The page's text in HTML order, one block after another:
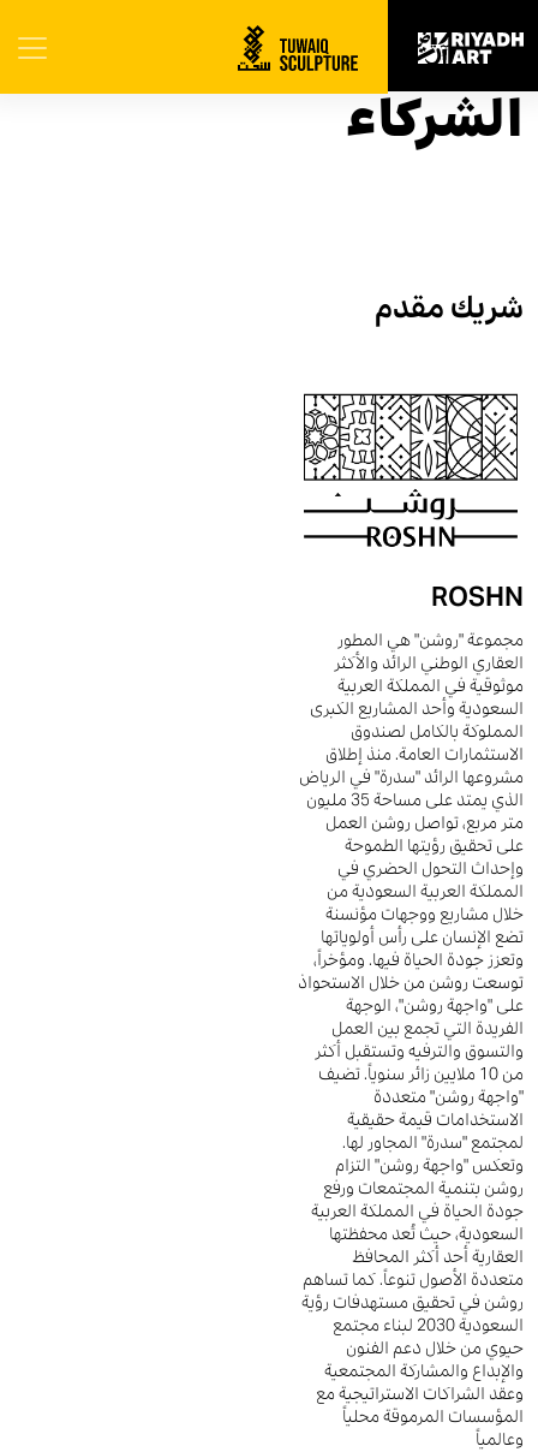
الرئيسية | الشركاء
الشركاء
شريك مقدم
ROSHN
مجموعة "روشن" هي المطور
العقاري الوطني الرائد والأكثر
موثوقية في المملكة العربية
السعودية وأحد المشاريع الكبرى
المملوكة بالكامل لصندوق
الاستثمارات العامة. منذ إطلاق
مشروعها الرائد "سدرة" في الرياض
الذي يمتد على مساحة 35 مليون
متر مربع، تواصل روشن العمل
على تحقيق رؤيتها الطموحة
وإحداث التحول الحضري في
المملكة العربية السعودية من
خلال مشاريع ووجهات مؤنسنة
تضع الإنسان على رأس أولوياتها
وتعزز جودة الحياة فيها. ومؤخراً،
توسعت روشن من خلال الاستحواذ
على "واجهة روشن"، الوجهة
الفريدة التي تجمع بين العمل
والتسوق والترفيه وتستقبل أكثر
من 10 ملايين زائر سنوياً. تضيف
"واجهة روشن" متعددة
الاستخدامات قيمة حقيقية
لمجتمع "سدرة" المجاور لها.
وتعكس "واجهة روشن" التزام
روشن بتنمية المجتمعات ورفع
جودة الحياة في المملكة العربية
السعودية، حيث تُعد محفظتها
العقارية أحد أكثر المحافظ
متعددة الأصول تنوعاً. كما تساهم
روشن في تحقيق مستهدفات رؤية
السعودية 2030 لبناء مجتمع
حيوي من خلال دعم الفنون
والإبداع والمشاركة المجتمعية
وعقد الشراكات الاستراتيجية مع
المؤسسات المرموقة محلياً
وعالمياً